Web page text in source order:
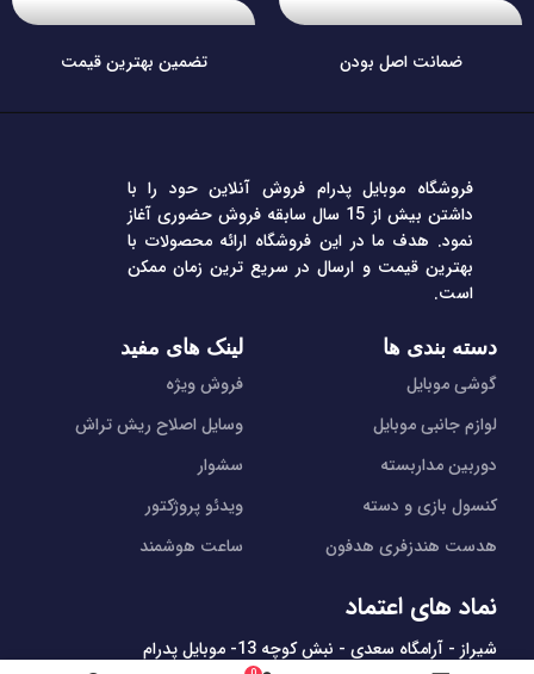
ضمانت اصل بودن تضمین بهترین قیمت
فروشگاه موبایل پدرام فروش آنلاین حود را با
داشتن بیش از 15 سال سابقه فروش حضوری آغاز
نمود. هدف ما در این فروشگاه ارائه محصولات با
بهترین قیمت و ارسال در سریع ترین زمان ممکن
است.
دسته بندی ها
گوشی موبایل
لوازم جانبی موبایل
دوربین مداربسته
کنسول بازی و دسته
هدست هندزفری هدفون
لینک های مفید
فروش ویژه
وسایل اصلاح ریش تراش
سشوار
ویدئو پروژکتور
ساعت هوشمند
نماد های اعتماد
شیراز - آرامگاه سعدی - نبش کوچه 13- موبایل پدرام